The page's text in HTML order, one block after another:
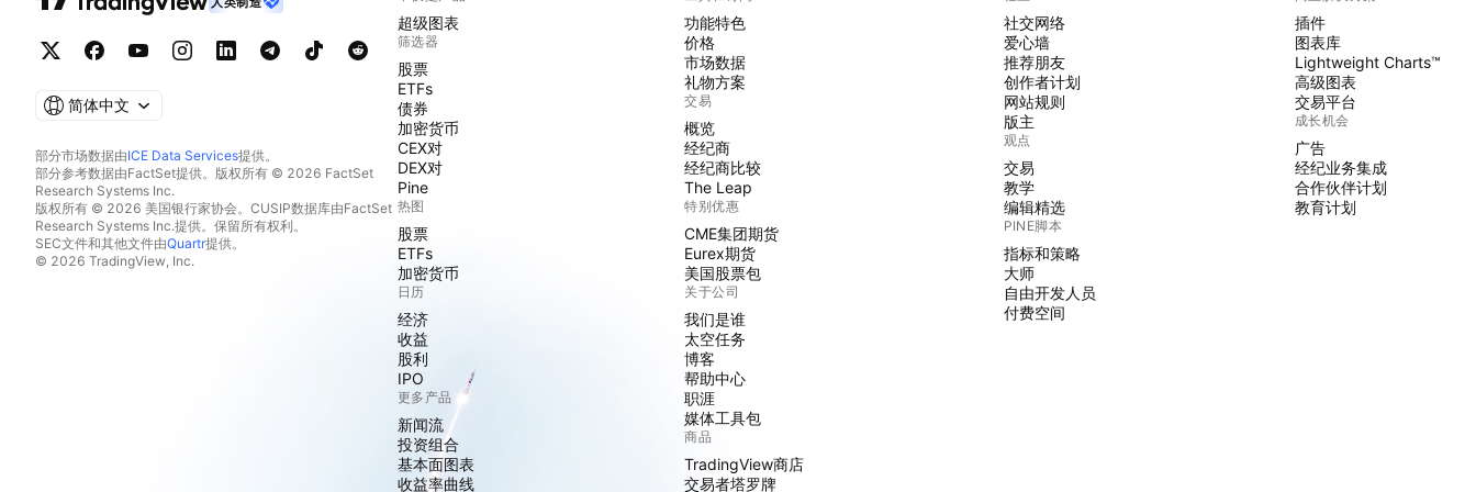
简体中文
部分市场数据由ICE Data Services提供。
部分参考数据由FactSet提供。版权所有 © 2026 FactSet
Research Systems Inc.
版权所有 © 2026 美国银行家协会。CUSIP数据库由FactSet
Research Systems Inc.提供。保留所有权利。
SEC文件和其他文件由Quartr提供。
© 2026 TradingView, Inc.
超级图表
筛选器
股票
ETFs
债券
加密货币
CEX对
DEX对
Pine
热图
股票
ETFs
加密货币
日历
经济
收益
股利
IPO
更多产品
新闻流
投资组合
基本面图表
收益率曲线
功能特色
价格
市场数据
礼物方案
交易
概览
经纪商
经纪商比较
The Leap
特别优惠
CME集团期货
Eurex期货
美国股票包
关于公司
我们是谁
太空任务
博客
帮助中心
职涯
媒体工具包
商品
TradingView商店
交易者塔罗牌
社交网络
爱心墙
推荐朋友
创作者计划
网站规则
版主
观点
交易
教学
编辑精选
PINE脚本
指标和策略
大师
自由开发人员
付费空间
插件
图表库
Lightweight Charts™
高级图表
交易平台
成长机会
广告
经纪业务集成
合作伙伴计划
教育计划